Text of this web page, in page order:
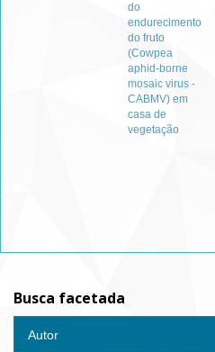
do
endurecimento
do fruto
(Cowpea
aphid-borne
mosaic virus -
CABMV) em
casa de
vegetação
Busca facetada
Autor